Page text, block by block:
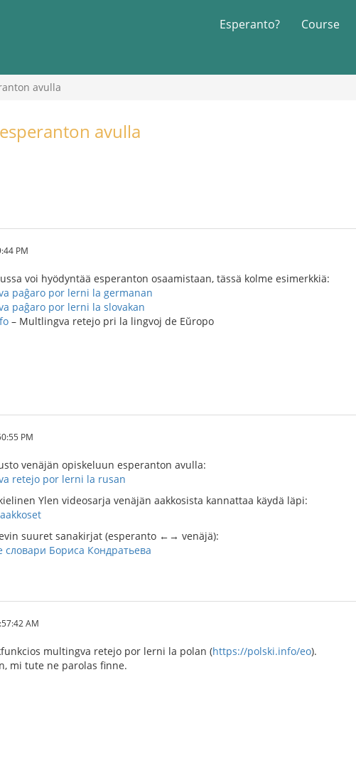
Esperanto? Course
avulla
avulla
PM
voi hyödyntää esperanton osaamistaan, tässä kolme esimerkkiä:
paĝaro por lerni la germanan
paĝaro por lerni la slovakan
– Multlingva retejo pri la lingvoj de Eŭropo
PM
venäjän opiskeluun esperanton avulla:
retejo por lerni la rusan
Ylen videosarja venäjän aakkosista kannattaa käydä läpi:
suuret sanakirjat (esperanto ←→ venäjä):
словари Бориса Кондратьева
AM
multingva retejo por lerni la polan (https://polski.info/eo).
mi tute ne parolas finne.